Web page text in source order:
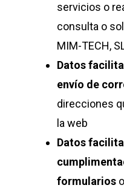
servicios o
consulta o
MIM-TECH,
Datos
envío de
direcciones
la web
Datos
formularios